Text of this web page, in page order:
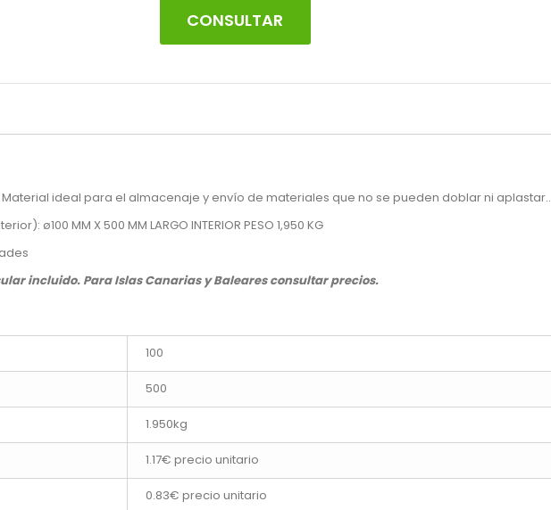
CONSULTAR
ideal para el almacenaje y envío de materiales que no se pueden doblar ni aplastar..
ø100 MM X 500 MM LARGO INTERIOR PESO 1,950 KG
incluido. Para Islas Canarias y Baleares consultar precios.
100
500
1.950kg
1.17€ precio unitario
0.83€ precio unitario